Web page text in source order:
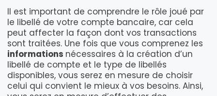
Il est important de comprendre le rôle joué par
le libellé de votre compte bancaire, car cela
peut affecter la façon dont vos transactions
sont traitées. Une fois que vous comprenez les
informations nécessaires à la création d’un
libellé de compte et le type de libellés
disponibles, vous serez en mesure de choisir
celui qui convient le mieux à vos besoins. Ainsi,